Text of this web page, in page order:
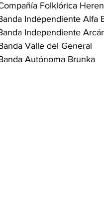
Folklórica
Independiente Alfa
Independiente
Valle del General
Autónoma Brunka